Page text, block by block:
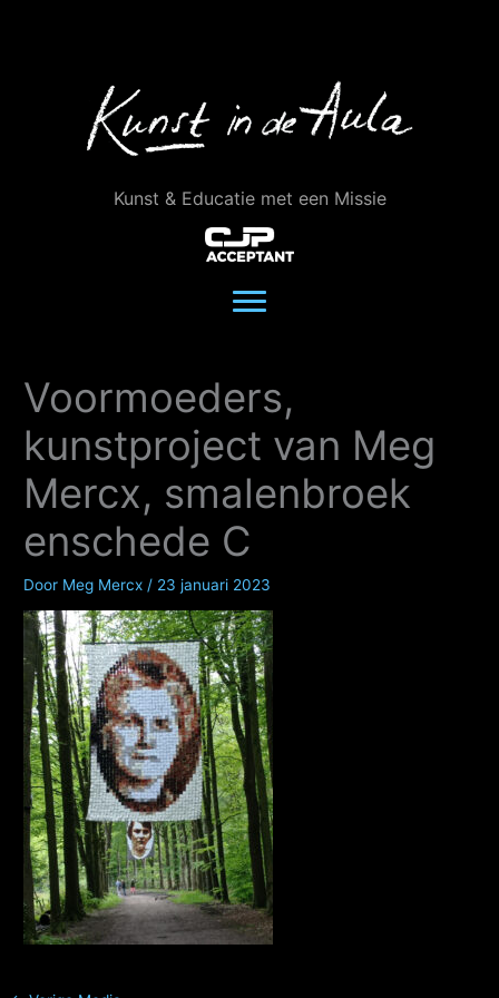
Kunst & Educatie met een Missie
Voormoeders,
kunstproject van Meg
Mercx, smalenbroek
enschede C
Door Meg Mercx / 23 januari 2023